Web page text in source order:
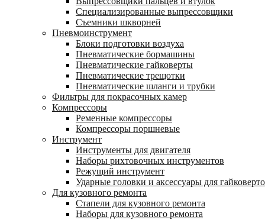
Специализированные выпрессовщики
Cъемники шкворней
Пневмоинструмент
Блоки подготовки воздуха
Пневматические бормашины
Пневматические гайковерты
Пневматические трещотки
Пневматические шланги и трубки
Фильтры для покрасочных камер
Компрессоры
Ременные компрессоры
Компрессоры поршневые
Инструмент
Инструменты для двигателя
Наборы рихтовочных инструментов
Режущий инструмент
Ударные головки и аксессуары для
Для кузовного ремонта
Стапели для кузовного ремонта
Наборы для кузовного ремонта